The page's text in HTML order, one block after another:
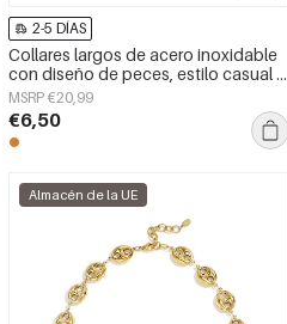
2-5 DÍAS
Collares largos de acero inoxidable
con diseño de peces, estilo casual y
sencillo para uso diario. Joyería para
mujer.
MSRP €20,99
€6,50
Almacén de la UE